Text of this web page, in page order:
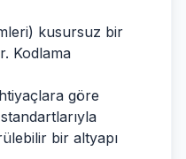
kusursuz bir
Kodlama
göre
bir altyapı